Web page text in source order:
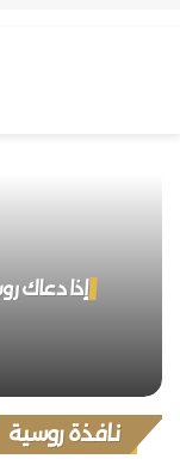
إذا دعاك
نافذة روسية